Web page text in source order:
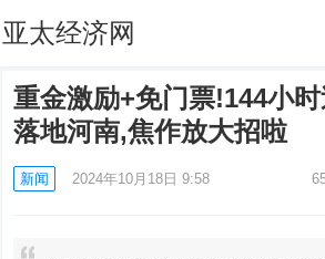
亚太经济网
重金激励+免门票!144小
落地河南,焦作放大招啦
新闻 2024年10月18日 9:58